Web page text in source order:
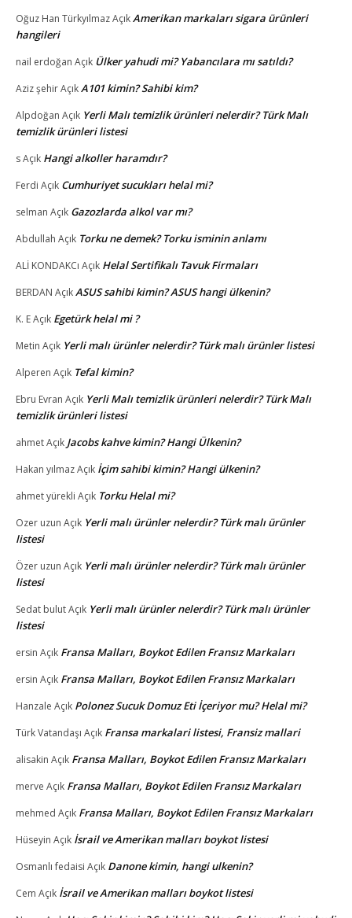
Oğuz Han TürkyılmazAçıkAmerikan markaları sigara ürünleri
hangileri
nail erdoğan Açık Ülker yahudi mi? Yabancılara mı satıldı?
Aziz şehirAçıkA101 kimin? Sahibi kim?
Alpdoğan Açık Yerli Malı temizlik ürünleri nelerdir? Türk Malı
temizlik ürünleri listesi
sAçık Hangi alkoller haramdır?
Ferdi Açık Cumhuriyet sucukları helal mi?
selman Açık Gazozlarda alkol var mı?
Abdullah Açık Torku ne demek? Torku isminin anlamı
ALİ KONDAKCı Açık Helal Sertifikalı Tavuk Firmaları
BERDAN AçıkASUS sahibi kimin? ASUS hangi ülkenin?
K. EAçık Egetürk helal mi ?
Metin Açık Yerli malı ürünler nelerdir? Türk malı ürünler listesi
Alperen Açık Tefal kimin?
Ebru Evran Açık Yerli Malı temizlik ürünleri nelerdir? Türk Malı
temizlik ürünleri listesi
ahmetAçık Jacobs kahve kimin? Hangi Ülkenin?
Hakan yılmazAçık İçim sahibi kimin? Hangi ülkenin?
ahmet yürekli Açık Torku Helal mi?
Ozer uzun Açık Yerli malı ürünler nelerdir? Türk malı ürünler
listesi
Özer uzun Açık Yerli malı ürünler nelerdir? Türk malı ürünler
listesi
Sedat bulutAçık Yerli malı ürünler nelerdir? Türk malı ürünler
listesi
ersin Açık Fransa Malları, Boykot Edilen Fransız Markaları
ersin Açık Fransa Malları, Boykot Edilen Fransız Markaları
Hanzale Açık Polonez Sucuk Domuz Eti İçeriyor mu? Helal mi?
Türk Vatandaşı Açık Fransa markalari listesi, Fransiz mallari
alisakin Açık Fransa Malları, Boykot Edilen Fransız Markaları
merve Açık Fransa Malları, Boykot Edilen Fransız Markaları
mehmed Açık Fransa Malları, Boykot Edilen Fransız Markaları
Hüseyin Açık İsrail ve Amerikan malları boykot listesi
Osmanlı fedaisi Açık Danone kimin, hangi ulkenin?
Cem Açık İsrail ve Amerikan malları boykot listesi